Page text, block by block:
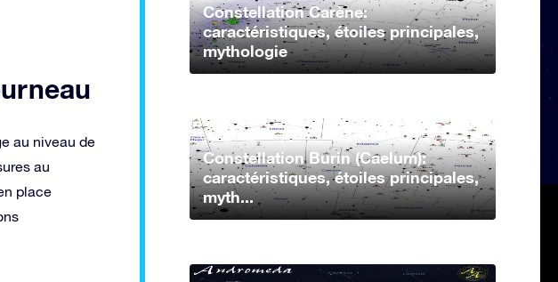
au niveau de
au
place
Constellation Carène:
caractéristiques, étoiles principales,
mythologie
Constellation Burin (Caelum):
caractéristiques, étoiles principales,
myth...